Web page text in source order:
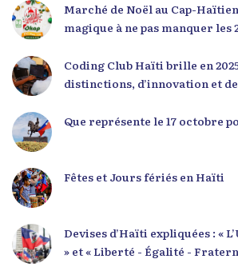
», a souligné le lien
responsabilité. Le Dr Volcy a
devenir des acteurs de
communautés, à investir dans
développer un leadership intègre. Appel
Marché de Noël au Cap-Haïtien
magique à ne pas manquer les
Coding Club Haïti brille en
distinctions, d’innovation et
Que représente le 17 octobre
Fêtes et Jours fériés en Haïti
Devises d’Haïti expliquées : «
» et « Liberté - Égalité -